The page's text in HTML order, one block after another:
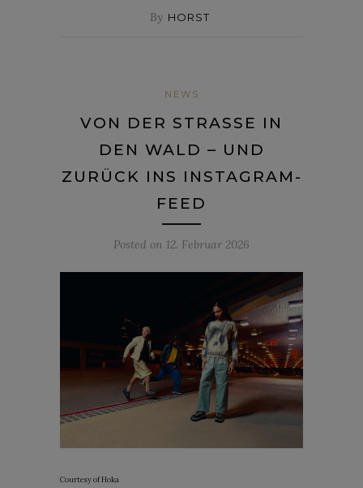
By HORST
NEWS
VON DER STRASSE IN D
EN WALD – UND Z
URÜCK INS INSTAGRAM-F
EED
Posted on 12. Februar 2026
Courtesy of Hoka